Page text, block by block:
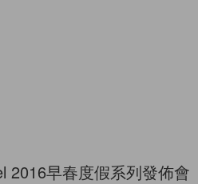
2016早春度假系列發佈會